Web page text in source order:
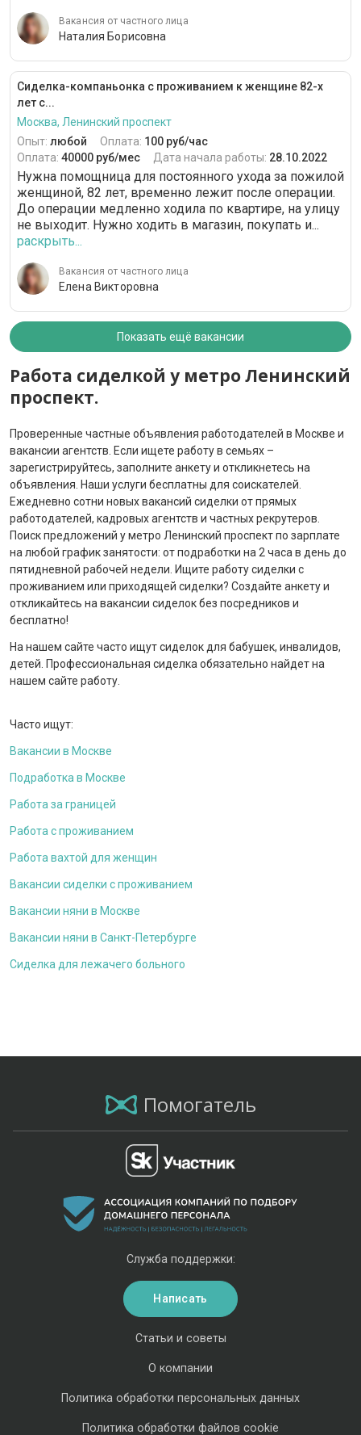
Вакансия от частного лица
Наталия Борисовна
Сиделка-компаньонка с проживанием к женщине 82-х
лет с...
Москва, Ленинский проспект
Опыт: любой Оплата: 100 руб/час
Оплата: 40000 руб/мес Дата начала работы: 28.10.2022
Нужна помощница для постоянного ухода за пожилой
женщиной, 82 лет, временно лежит после операции.
До операции медленно ходила по квартире, на улицу
не выходит. Нужно ходить в магазин, покупать и...
раскрыть...
Вакансия от частного лица
Елена Викторовна
Показать ещё вакансии
Работа сиделкой у метро Ленинский
проспект.
Проверенные частные объявления работодателей в Москве и
вакансии агентств. Если ищете работу в семьях –
зарегистрируйтесь, заполните анкету и откликнетесь на
объявления. Наши услуги бесплатны для соискателей.
Ежедневно сотни новых вакансий сиделки от прямых
работодателей, кадровых агентств и частных рекрутеров.
Поиск предложений у метро Ленинский проспект по зарплате
на любой график занятости: от подработки на 2 часа в день до
пятидневной рабочей недели. Ищите работу сиделки с
проживанием или приходящей сиделки? Создайте анкету и
откликайтесь на вакансии сиделок без посредников и
бесплатно!
На нашем сайте часто ищут сиделок для бабушек, инвалидов,
детей. Профессиональная сиделка обязательно найдет на
нашем сайте работу.
Часто ищут:
Вакансии в Москве
Подработка в Москве
Работа за границей
Работа с проживанием
Работа вахтой для женщин
Вакансии сиделки с проживанием
Вакансии няни в Москве
Вакансии няни в Санкт-Петербурге
Сиделка для лежачего больного
Помогатель
Статьи и советы
О компании
Политика обработки персональных данных
Политика обработки файлов cookie
Служба поддержки:
Написать